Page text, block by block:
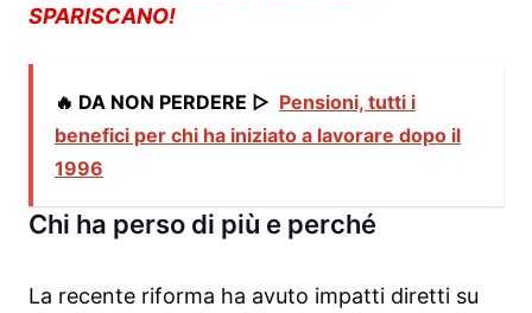
SPARISCANO!
🔥 DA NON PERDERE ▷ Pensioni, tutti i
benefici per chi ha iniziato a lavorare dopo il
1996
Chi ha perso di più e perché
La recente riforma ha avuto impatti diretti su